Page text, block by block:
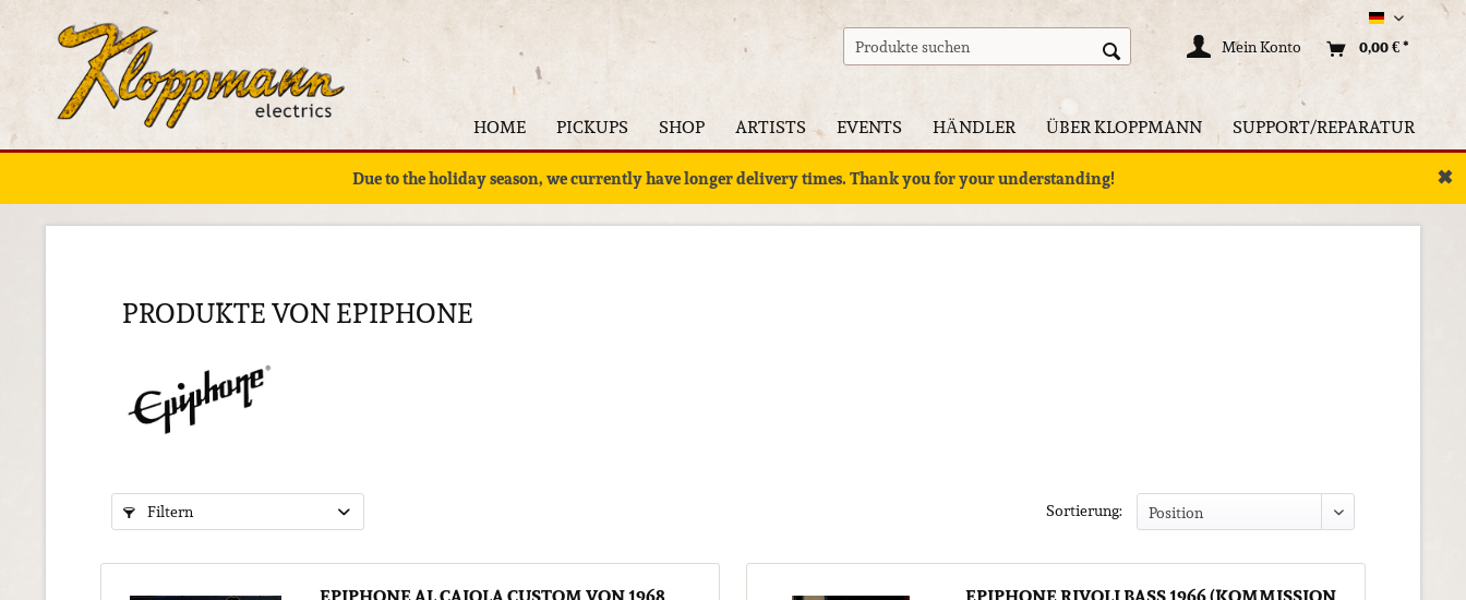
Deutsch
Mein Konto
0,00 € *
HOME PICKUPS SHOP ARTISTS EVENTS HÄNDLER ÜBER KLOPPMANN SUPPORT/REPARATUR
Due to the holiday season, we currently have longer delivery times. Thank you for your understanding! ✖
PRODUKTE VON EPIPHONE
Filtern Sortierung: